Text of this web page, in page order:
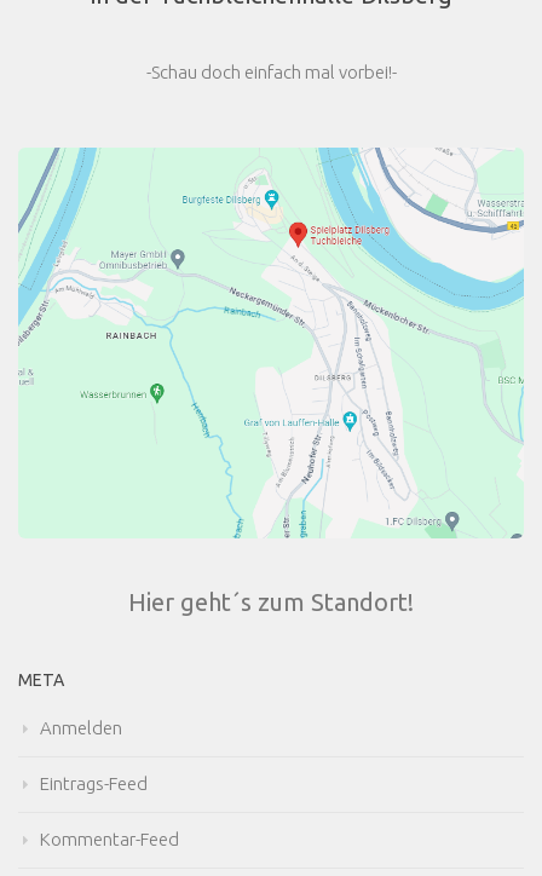
-Schau doch einfach mal vorbei!-
Hier geht´s zum Standort!
META
Anmelden
Eintrags-Feed
Kommentar-Feed